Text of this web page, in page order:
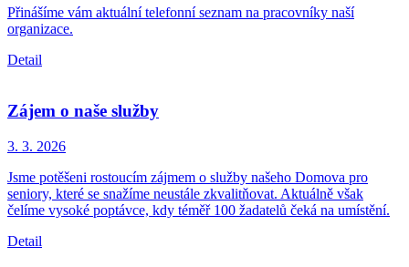
Přinášíme vám aktuální telefonní seznam na pracovníky naší
organizace.
Detail
Zájem o naše služby
3. 3. 2026
Jsme potěšeni rostoucím zájmem o služby našeho Domova pro
seniory, které se snažíme neustále zkvalitňovat. Aktuálně však
čelíme vysoké poptávce, kdy téměř 100 žadatelů čeká na umístění.
Detail